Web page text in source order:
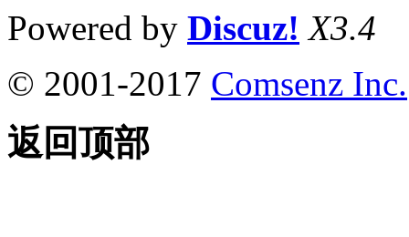
Powered by Discuz! X3.4
© 2001-2017 Comsenz Inc.
返回顶部